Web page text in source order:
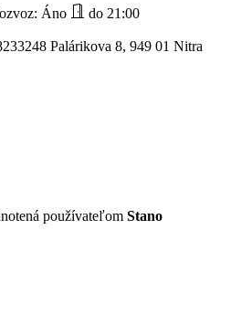
Áno do 21:00
Palárikova 8, 949 01 Nitra
používateľom Stano